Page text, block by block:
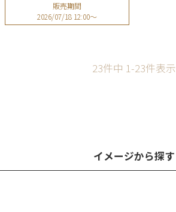
販売期間
2026/07/18 12:00〜
23件中 1-23件表示
イメージから探す